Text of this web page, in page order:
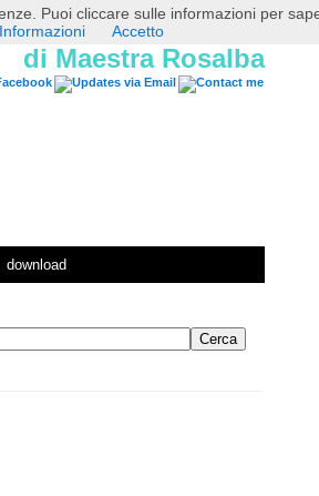
di Maestra Rosalba
download
Puoi cliccare sulle informazioni per
Accetto